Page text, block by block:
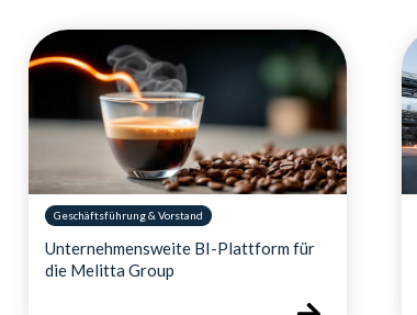
Geschäftsführung & Vorstand
Unternehmensweite BI-Plattform für
die Melitta Group